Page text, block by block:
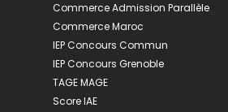
Commerce Admission Parallèle
Commerce Maroc
IEP Concours Commun
IEP Concours Grenoble
TAGE MAGE
Score IAE